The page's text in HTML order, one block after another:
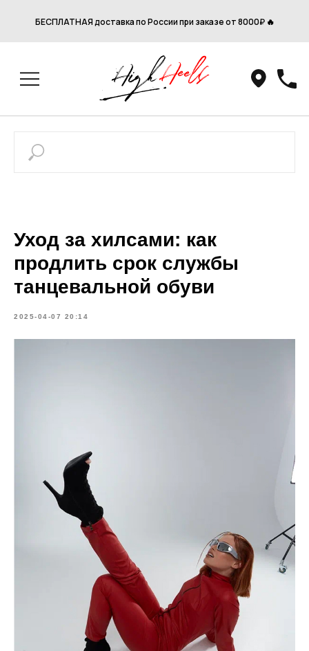
БЕСПЛАТНАЯ доставка по России при заказе от 8000₽ 🔥
Уход за хилсами: как
продлить срок службы
танцевальной обуви
2025-04-07 20:14